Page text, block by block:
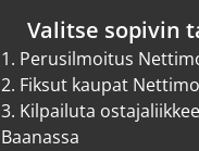
Valitse sopivin
1. Perusilmoitus
2. Fiksut kaupat
3. Kilpailuta
Baanassa